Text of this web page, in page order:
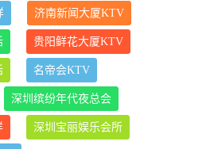
济南新闻大厦KTV
贵阳鲜花大厦KTV
名帝会KTV
深圳缤纷年代夜总会
深圳宝丽娱乐会所